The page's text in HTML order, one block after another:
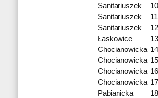
Sanitariuszek
Sanitariuszek
Sanitariuszek
Łaskowice
Chocianowicka
Chocianowicka
Chocianowicka
Chocianowicka
Pabianicka